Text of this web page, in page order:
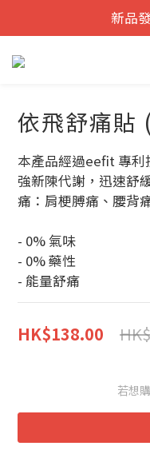
遠紅外
新品
遠紅外
依飛舒痛貼
本產品經過eefit 專利
強新陳代謝，迅速舒
痛：肩梗膊痛、腰背
- 0% 氣味
- 0% 藥性
- 能量舒痛
HK$138.00
若想